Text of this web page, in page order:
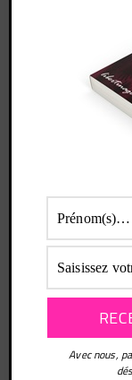
Essayez.
PUBLICATION
Sauna
PUBLICATION
Avis LaAvec nous,